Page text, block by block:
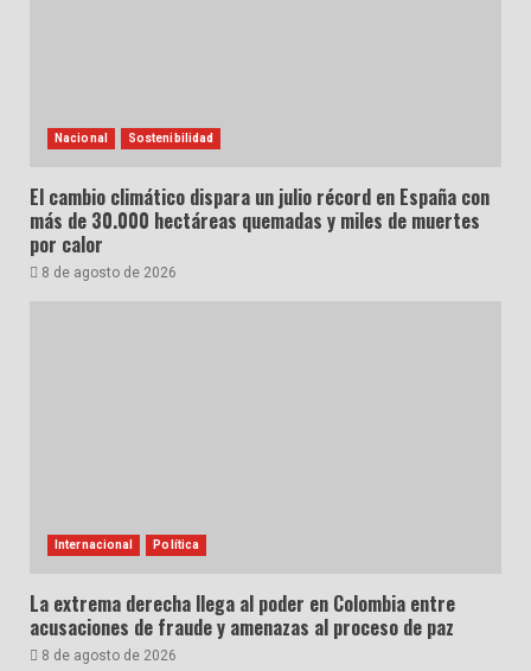
Nacional Sostenibilidad
El cambio climático dispara un julio récord en España con
más de 30.000 hectáreas quemadas y miles de muertes
por calor
8 de agosto de 2026
Internacional Política
La extrema derecha llega al poder en Colombia entre
acusaciones de fraude y amenazas al proceso de paz
8 de agosto de 2026